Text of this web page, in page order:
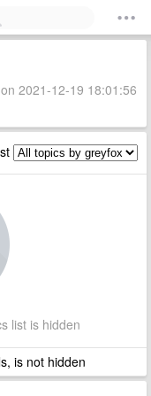
2021-12-19 18:01:56
list is hidden
is not hidden